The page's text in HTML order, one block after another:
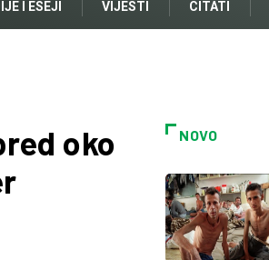
I ESEJI VIJESTI CITATI
oko
NOVO